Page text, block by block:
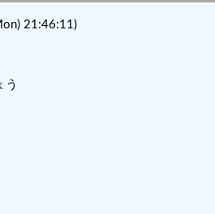
21:46:11)
う